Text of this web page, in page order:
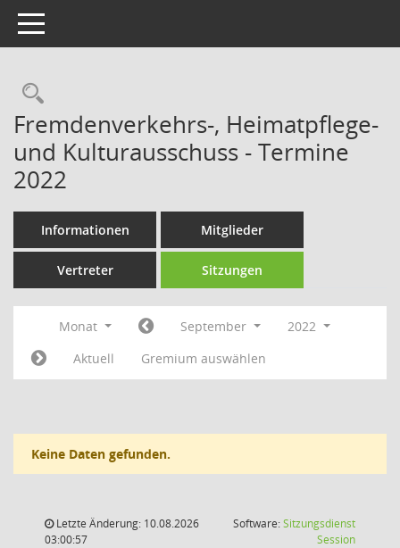
Toggle navigation
Rechercheauswahl
Fremdenverkehrs-, Heimatpflege-
und Kulturausschuss - Termine
2022
Informationen Mitglieder
Vertreter Sitzungen
Monat September
2022
Aktuell
Gremium auswählen
Keine Daten gefunden.
Letzte Änderung: 10.08.2026
03:00:57
Software:Sitzungsdienst
Session(Wird in